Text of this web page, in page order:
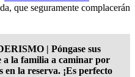
que seguramente complacerán
| Póngase sus
a la familia a caminar por
en la reserva. ¡Es perfecto